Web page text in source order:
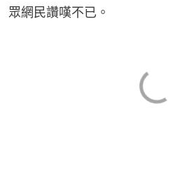
眾網民讚嘆不已。